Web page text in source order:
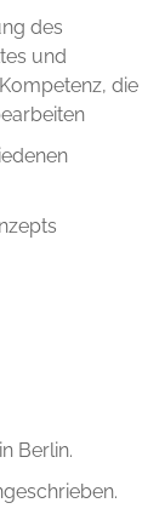
des
und
die
Berlin.